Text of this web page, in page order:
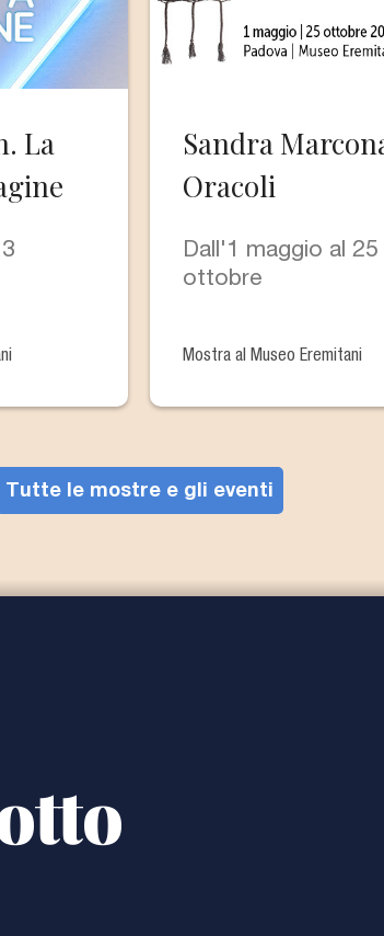
La
Sandra
Oracoli
Dall'1 maggio al 25
ottobre
Mostra al Museo Eremitani
Tutte le mostre e gli eventi